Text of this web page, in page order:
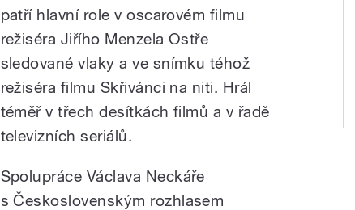
patří hlavní role v oscarovém filmu
režiséra Jiřího Menzela Ostře
sledované vlaky a ve snímku téhož
režiséra filmu Skřivánci na niti. Hrál
téměř v třech desítkách filmů a v řadě
televizních seriálů.
Spolupráce Václava Neckáře
s Československým rozhlasem